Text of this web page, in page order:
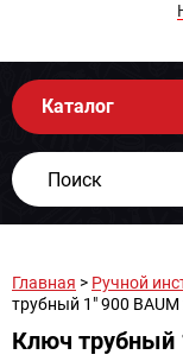
Каталог
Главная > Ручной
трубный 1" 900 BAUM
Ключ трубный